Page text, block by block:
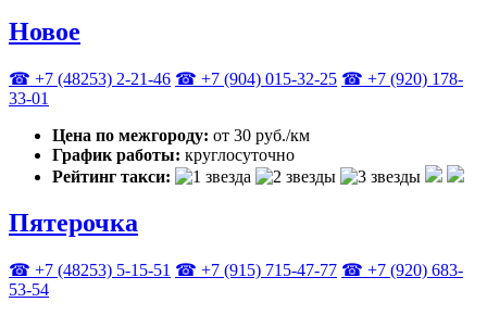
Новое
☎ +7 (48253) 2-21-46 ☎ +7 (904) 015-32-25 ☎ +7 (920) 178-
33-01
Цена по межгороду: от 30 руб./км
График работы: круглосуточно
Рейтинг такси:
Пятерочка
☎ +7 (48253) 5-15-51 ☎ +7 (915) 715-47-77 ☎ +7 (920) 683-
53-54